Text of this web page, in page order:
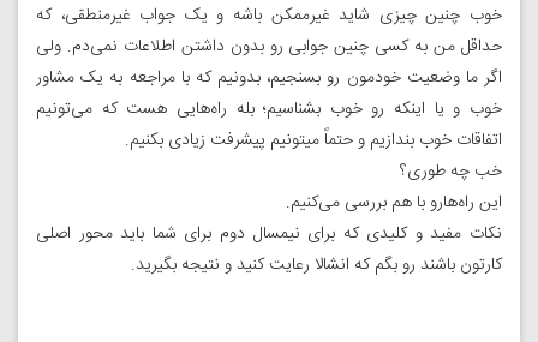
خوب چنین چیزی شاید غیرممکن باشه و یک جواب غیرمنطقی، که
حداقل من به کسی چنین جوابی رو بدون داشتن اطلاعات نمی‌دم. ولی
اگر ما وضعیت خودمون رو بسنجیم، بدونیم که با مراجعه به یک مشاور
خوب و یا اینکه رو خوب بشناسیم؛ بله راه‌هایی هست که می‌تونیم
اتفاقات خوب بندازیم و حتماً میتونیم پیشرفت زیادی بکنیم.
خب چه طوری؟
این راه‌هارو با هم بررسی می‌کنیم.
نکات مفید و کلیدی که برای نیمسال دوم برای شما باید محور اصلی
کارتون باشند رو بگم که انشالا رعایت کنید و نتیجه بگیرید.